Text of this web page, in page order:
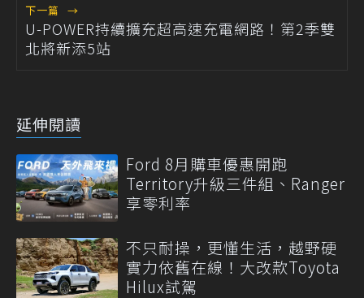
下一篇 →
U-POWER持續擴充超高速充電網路！第2季雙
北將新添5站
延伸閱讀
Ford 8月購車優惠開跑
Territory升級三件組、Ranger
享零利率
不只耐操，更懂生活，越野硬
實力依舊在線！大改款Toyota
Hilux試駕